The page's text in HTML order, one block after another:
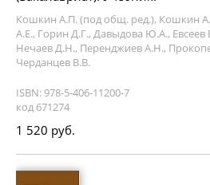
Кошкин А.П. (под общ. ред.), Кошкин
А.Е., Горин Д.Г., Давыдова Ю.А., Евсеев
Нечаев Д.Н., Перенджиев А.Н.,
Черданцев В.В.
ISBN: 978-5-406-11200-7
код 671274
1 520 руб.